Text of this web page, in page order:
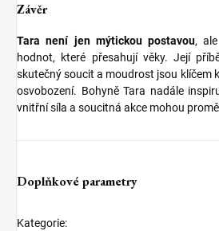
Závěr
Tara není jen mýtickou postavou,
hodnot, které přesahují věky. Její
skutečný soucit a moudrost jsou klíčem
osvobození. Bohyně Tara nadále
vnitřní síla a soucitná akce mohou
Doplňkové parametry
Kategorie: